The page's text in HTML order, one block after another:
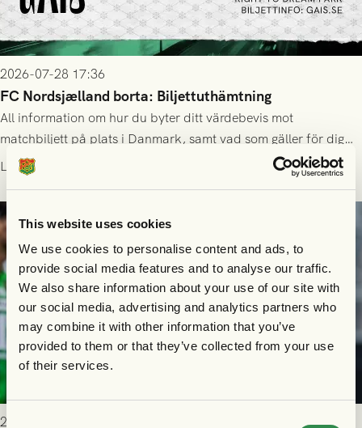
This website uses cookies
We use cookies to personalise content and ads, to
provide social media features and to analyse our traffic.
We also share information about your use of our site with
our social media, advertising and analytics partners who
may combine it with other information that you’ve
provided to them or that they’ve collected from your use
of their services.
Consent
2026-07-28 17:36
FC Nordsjælland borta: Biljettuthämtning
All information om hur du byter ditt värdebevis mot
matchbiljett på plats i Danmark, samt vad som gäller för dig
som står på reservlista eller fått förhinder.
Läs mer
2026-07-26 21:00